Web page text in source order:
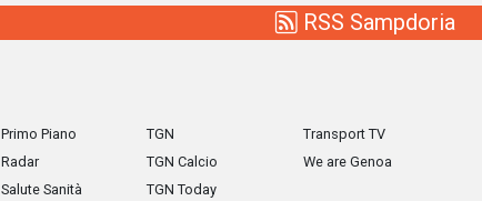
RSS Sampdoria
Primo Piano
Radar
Salute Sanità
TGN
TGN Calcio
TGN Today
Transport TV
We are Genoa